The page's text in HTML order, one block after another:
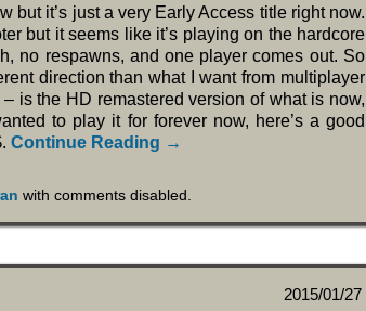
but it’s just a very Early Access title right now.
but it seems like it’s playing on the hardcore
no respawns, and one player comes out. So
direction than what I want from multiplayer
is the HD remastered version of what is now,
to play it for forever now, here’s a good
Continue Reading →
withcomments disabled
2015/01/27